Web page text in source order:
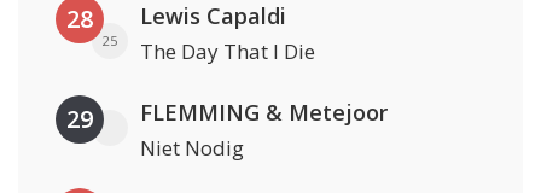
28
25
Lewis Capaldi
The Day That I Die
29 FLEMMING & Metejoor
Niet Nodig